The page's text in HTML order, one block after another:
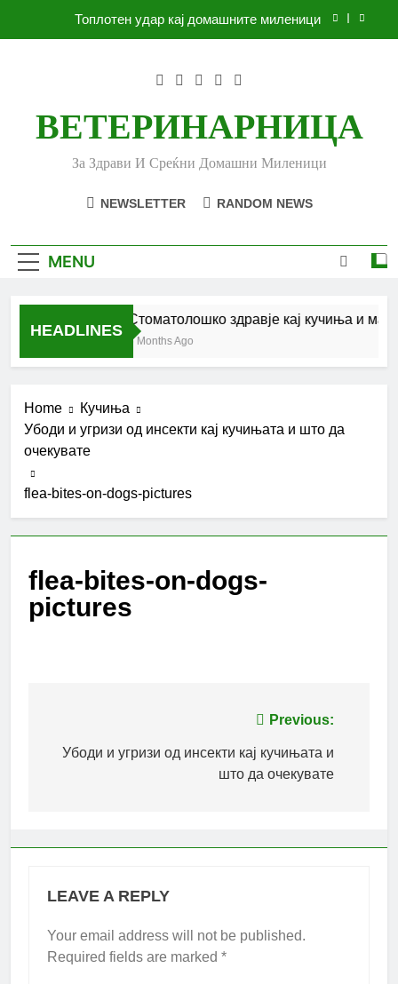
Топлотен удар кај домашните миленици
Стоматолошко здравје кај кучиња и мачки |
Убоди и угризи од инсекти кај кучињата и што
ВЕТЕРИНАРНИЦА
За Здрави И Среќни Домашни Миленици
NEWSLETTER RANDOM NEWS
MENU
HEADLINES
Стоматолошко здравје кај кучиња и
6 Months Ago
Home
Кучиња
Убоди и угризи од инсекти кај кучињата и што да
очекувате
flea-bites-on-dogs-pictures
flea-bites-on-dogs-
pictures
navigation
Previous:
Убоди и угризи од инсекти кај кучињата и
што да очекувате
LEAVE A REPLY
Your email address will not be published.
Required fields are marked *